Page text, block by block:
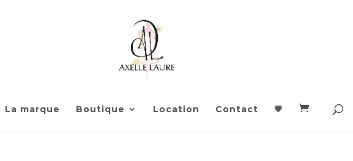
La marque Boutique Location Contact 💗